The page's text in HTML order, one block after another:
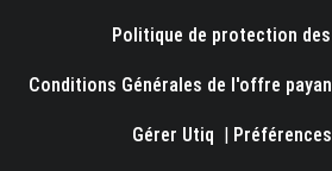
Politique de protection
Conditions Générales de l'offre
Gérer Utiq |